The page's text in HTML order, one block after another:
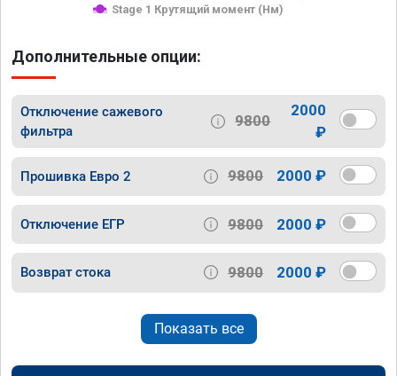
Stage 1 Крутящий момент (Нм)
Дополнительные опции:
Отключение сажевого
фильтра
9800
2000
₽
Прошивка Евро 2 9800 2000 ₽
Отключение ЕГР 9800 2000 ₽
Возврат стока 9800 2000 ₽
Показать все